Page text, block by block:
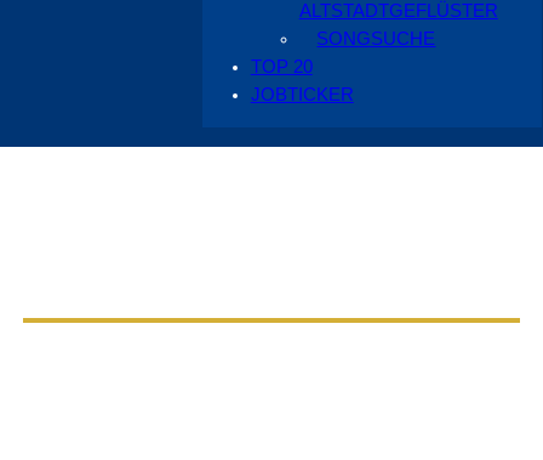
ALTSTADTGEFLÜSTER
SONGSUCHE
TOP 20
JOBTICKER